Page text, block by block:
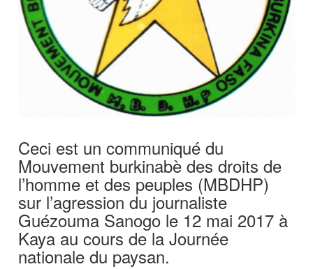
Ceci est un communiqué du
Mouvement burkinabè des droits de
l’homme et des peuples (MBDHP)
sur l’agression du journaliste
Guézouma Sanogo le 12 mai 2017 à
Kaya au cours de la Journée
nationale du paysan.